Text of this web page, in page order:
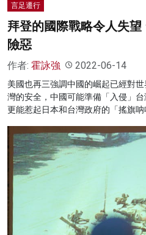
言足遷行
拜登的國際戰略令人失
險惡
作者: 霍詠強 2022-06-14
美國也再三強調中國的崛起已經對
灣的安全，中國可能準備「入侵」
更能惹起日本和台灣政府的「搖旗呐